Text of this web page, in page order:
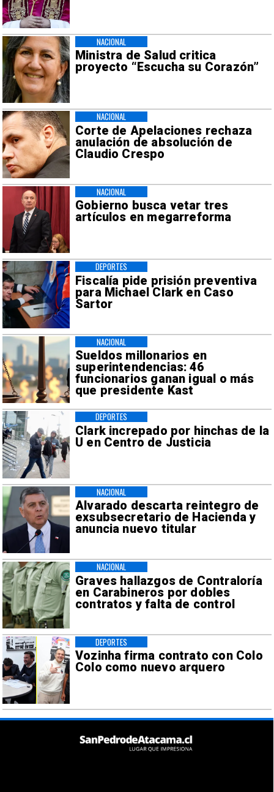
Ministra de Salud critica
proyecto “Escucha su Corazón”
NACIONAL
Corte de Apelaciones rechaza
anulación de absolución de
Claudio Crespo
NACIONAL
Gobierno busca vetar tres
artículos en megarreforma
NACIONAL
Fiscalía pide prisión preventiva
para Michael Clark en Caso
Sartor
DEPORTES
Sueldos millonarios en
superintendencias: 46
funcionarios ganan igual o más
que presidente Kast
NACIONAL
Clark increpado por hinchas de la
U en Centro de Justicia
DEPORTES
Alvarado descarta reintegro de
exsubsecretario de Hacienda y
anuncia nuevo titular
NACIONAL
Graves hallazgos de Contraloría
en Carabineros por dobles
contratos y falta de control
NACIONAL
Vozinha firma contrato con Colo
Colo como nuevo arquero
DEPORTES